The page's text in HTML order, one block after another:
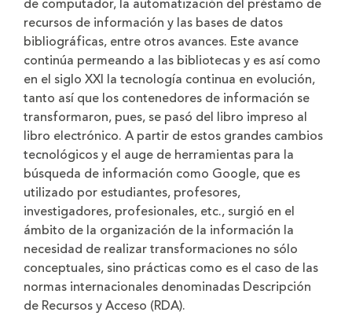
de computador, la automatización del préstamo de
recursos de información y las bases de datos
bibliográficas, entre otros avances. Este avance
continúa permeando a las bibliotecas y es así como
en el siglo XXI la tecnología continua en evolución,
tanto así que los contenedores de información se
transformaron, pues, se pasó del libro impreso al
libro electrónico. A partir de estos grandes cambios
tecnológicos y el auge de herramientas para la
búsqueda de información como Google, que es
utilizado por estudiantes, profesores,
investigadores, profesionales, etc., surgió en el
ámbito de la organización de la información la
necesidad de realizar transformaciones no sólo
conceptuales, sino prácticas como es el caso de las
normas internacionales denominadas Descripción
de Recursos y Acceso (RDA).